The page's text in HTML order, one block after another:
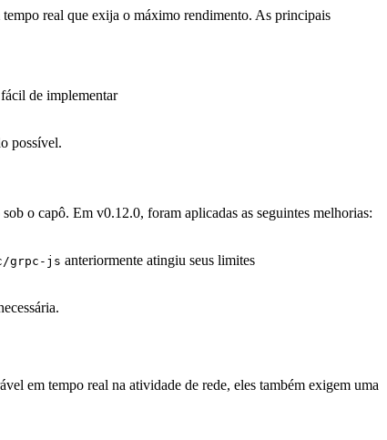
real que exija o máximo rendimento. As principais
de implementar
possível.
o capô. Em v0.12.0, foram aplicadas as seguintes melhorias:
grpc-js anteriormente atingiu seus limites
em tempo real na atividade de rede, eles também exigem uma